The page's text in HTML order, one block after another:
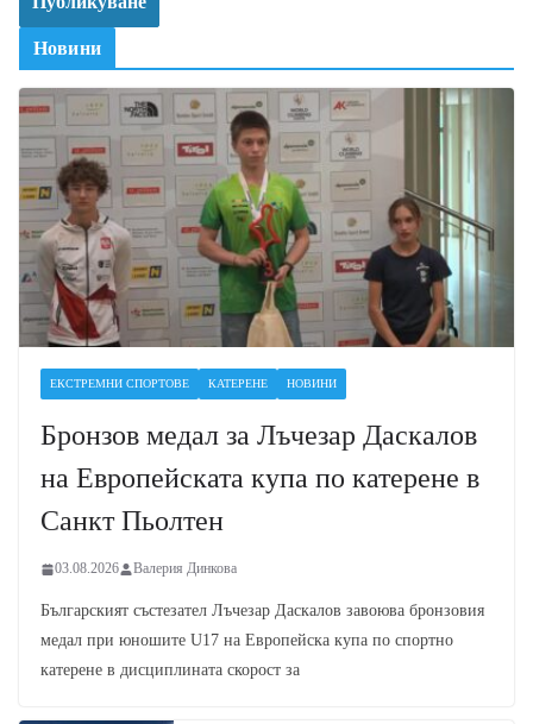
Новини
ЕКСТРЕМНИ СПОРТОВЕ КАТЕРЕНЕ НОВИНИ
Бронзов медал за Лъчезар Даскалов
на Европейската купа по катерене в
Санкт Пьолтен
03.08.2026 Валерия Динкова
Българският състезател Лъчезар Даскалов завоюва бронзовия
медал при юношите U17 на Европейска купа по спортно
катерене в дисциплината скорост за